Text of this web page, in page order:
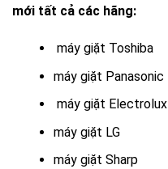
mới tất cả các hãng:
máy giặt Toshiba
máy giặt Panasonic
máy giặt Electrolux
máy giặt LG
máy giặt Sharp